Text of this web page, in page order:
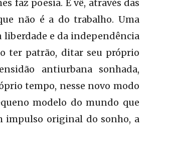
faz poesia. E vê, através das
não é a do trabalho. Uma
liberdade e da independência
ter patrão, ditar seu próprio
antiurbana sonhada,
tempo, nesse novo modo
modelo do mundo que
impulso original do sonho, a